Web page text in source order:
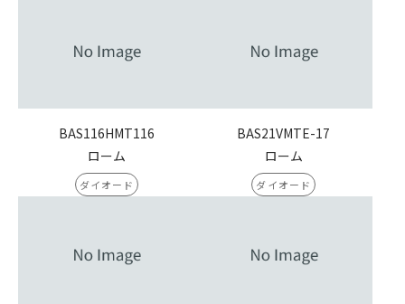
BAS116HMT116
ローム
ダイオード
BAS21VMTE-17
ローム
ダイオード